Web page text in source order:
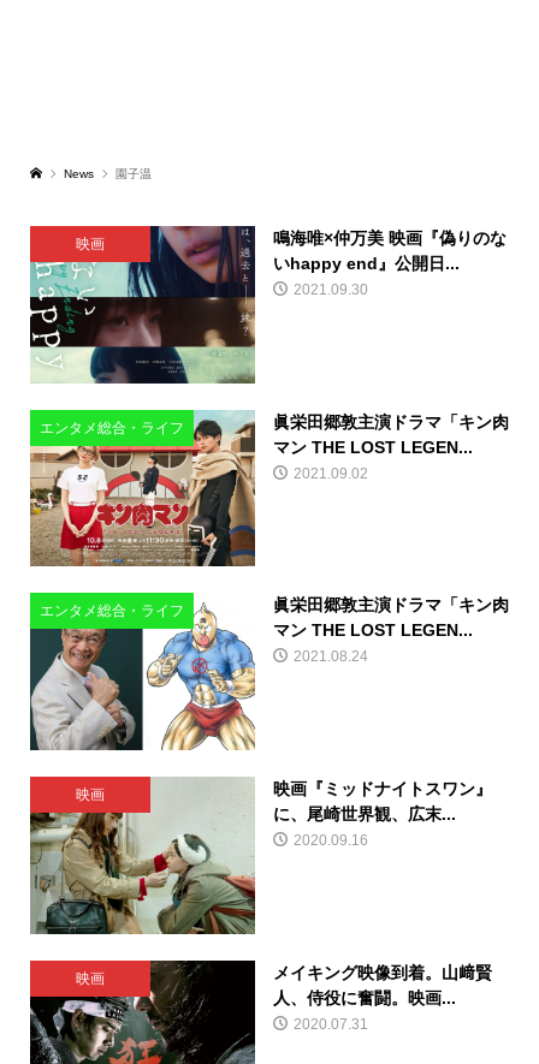
News 園子温
映画
鳴海唯×仲万美 映画『偽りのな
いhappy end』公開日...
2021.09.30
エンタメ総合・ライフ
眞栄田郷敦主演ドラマ「キン肉
マン THE LOST LEGEN...
2021.09.02
エンタメ総合・ライフ
眞栄田郷敦主演ドラマ「キン肉
マン THE LOST LEGEN...
2021.08.24
映画
映画『ミッドナイトスワン』
に、尾崎世界観、広末...
2020.09.16
映画
メイキング映像到着。山﨑賢
人、侍役に奮闘。映画...
2020.07.31